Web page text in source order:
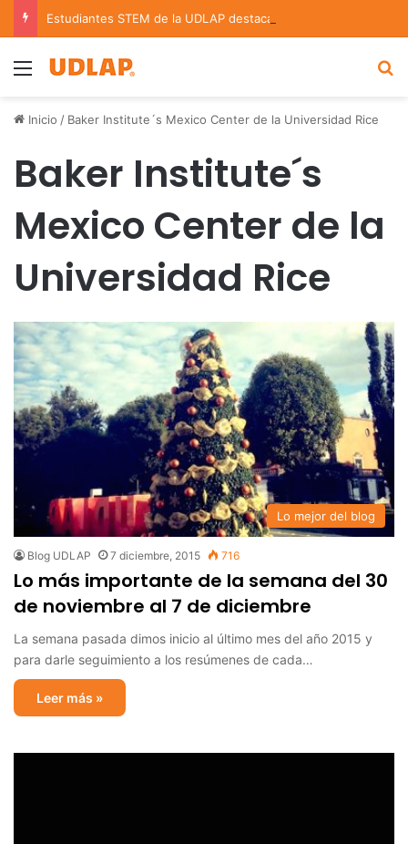
Menu
Inicio / Baker Institute´s Mexico Center de la Universidad Rice
Baker Institute´s
Mexico Center de la
Universidad Rice
Lo mejor del blog
Blog UDLAP 7 diciembre, 2015 716
Lo más importante de la semana del 30
de noviembre al 7 de diciembre
La semana pasada dimos inicio al último mes del año 2015 y
para darle seguimiento a los resúmenes de cada…
Leer más »